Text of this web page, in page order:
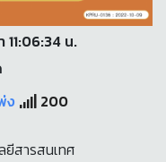
11:06:34 น.
ง
200
ยีสารสนเทศ